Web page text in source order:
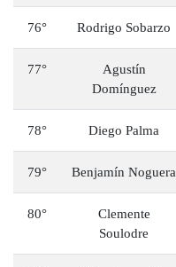
76° Rodrigo Sobarzo
77°
Agustín
Domínguez
78° Diego Palma
79° Benjamín Noguera
80°
Clemente
Soulodre